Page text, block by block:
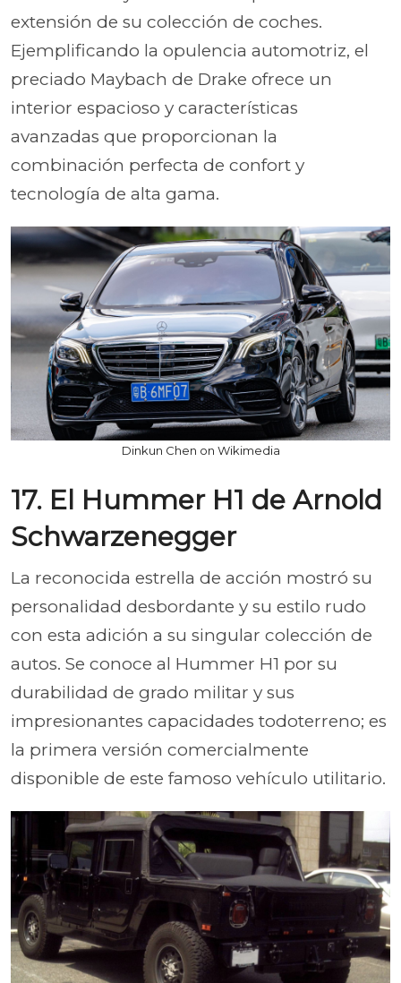
extensión de su colección de coches.
Ejemplificando la opulencia automotriz, el
preciado Maybach de Drake ofrece un
interior espacioso y características
avanzadas que proporcionan la
combinación perfecta de confort y
tecnología de alta gama.
Dinkun Chen on Wikimedia
17. El Hummer H1 de Arnold
Schwarzenegger
La reconocida estrella de acción mostró su
personalidad desbordante y su estilo rudo
con esta adición a su singular colección de
autos. Se conoce al Hummer H1 por su
durabilidad de grado militar y sus
impresionantes capacidades todoterreno; es
la primera versión comercialmente
disponible de este famoso vehículo utilitario.